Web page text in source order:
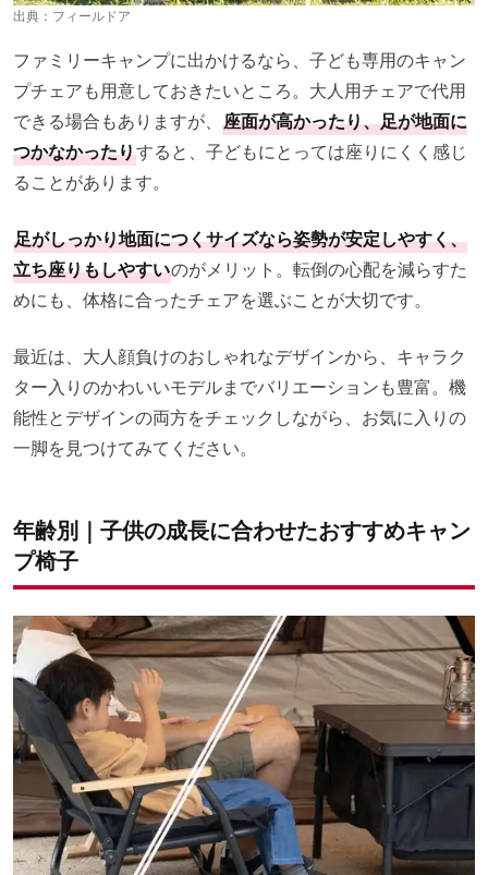
出典： フィールドア
ファミリーキャンプに出かけるなら、子ども専用のキャン
プチェアも用意しておきたいところ。大人用チェアで代用
できる場合もありますが、 座面が高かったり、足が地面に
つかなかったりすると、子どもにとっては座りにくく感じ
ることがあります。
足がしっかり地面につくサイズなら姿勢が安定しやすく、
立ち座りもしやすいのがメリット。転倒の心配を減らすた
めにも、体格に合ったチェアを選ぶことが大切です。
最近は、大人顔負けのおしゃれなデザインから、キャラク
ター入りのかわいいモデルまでバリエーションも豊富。機
能性とデザインの両方をチェックしながら、お気に入りの
一脚を見つけてみてください。
年齢別｜子供の成長に合わせたおすすめキャン
プ椅子